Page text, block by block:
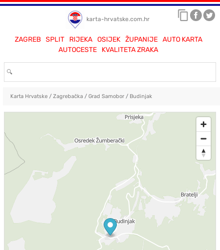
karta-hrvatske.com.hr
ZAGREB SPLIT RIJEKA OSIJEK ŽUPANIJE
AUTO KARTA
AUTOCESTE
KVALITETA ZRAKA
Karta Hrvatske/ Zagrebačka/ Grad Samobor/ Budinjak